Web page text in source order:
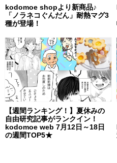
kodomoe shopより新商品♪
「ノラネコぐんだん」耐熱マグ3
種が登場！
【週間ランキング！】夏休みの
自由研究記事がランクイン！
kodomoe web 7月12日～18日
の週間TOP5★